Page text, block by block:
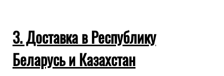
3. Доставка в Республику
Беларусь и Казахстан